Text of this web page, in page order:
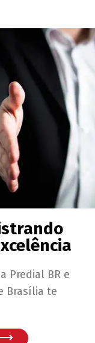
Predial BR e
Brasília te